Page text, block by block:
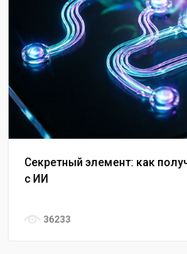
Секретный элемент: как
с ИИ
36233